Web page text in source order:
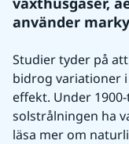
använder
Studier tyder på
bidrog variationer
effekt. Under
solstrålningen ha
läsa mer om